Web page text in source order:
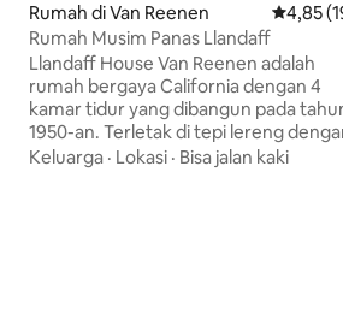
Rumah di Van Reenen Nilai
4,85
Rumah Musim Panas Llandaff
Llandaff House Van Reenen adalah
rumah bergaya California dengan 4
kamar tidur yang dibangun pada
1950-an. Terletak di tepi lereng
pemandangan yang luar biasa.
Keluarga · Lokasi · Bisa jalan kaki